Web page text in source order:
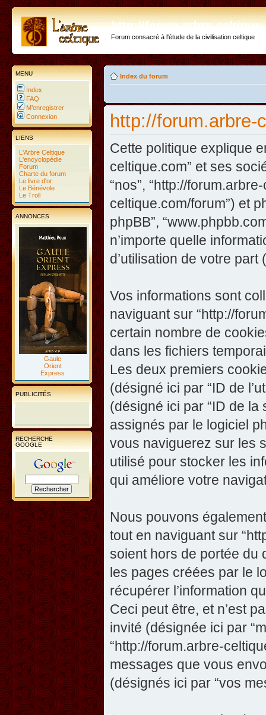
http://forum.arbre-
Forum consacré à l'étude de la civilisation celtique
MENU
Index
FAQ
M’enregistrer
Connexion
LIENS
L'Arbre Celtique
L'encyclopédie
Forum
Charte du forum
Le livre d'or
Le Bénévole
Le Troll
ANNONCES
Gaule
Orient
Express
PUBLICITÉS
RECHERCHE
GOOGLE
Index du forum
http://forum.arbre-
Cette politique explique
celtique.com” et ses
“nos”, “http://
celtique.com/forum”) et
phpBB”,
n’importe quelle
d’utilisation de votre part
Vos informations sont
naviguant sur “http://
certain nombre de
dans les fichiers
Les deux premiers
(désigné ici par “ID de
(désigné ici par “ID de
assignés par le logiciel
vous naviguerez sur les
utilisé pour stocker les
qui améliore votre
Nous pouvons
tout en naviguant sur
soient hors de portée du
les pages créées par le
récupérer l’information
Ceci peut être, et n’est
invité (désignée ici par
“http://forum.arbre-
messages que vous
(désignés ici par “vos